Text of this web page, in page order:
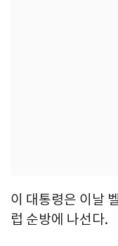
이 대통령은 이날
럽 순방에 나선다.